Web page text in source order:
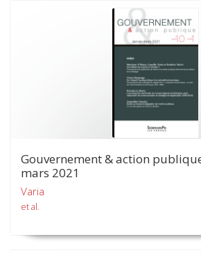
Gouvernement & action
mars 2021
Varia
et al.